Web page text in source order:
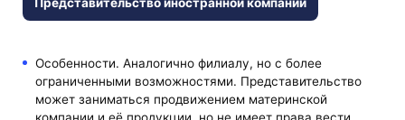
Особенности. Аналогично филиалу, но с более
ограниченными возможностями. Представительство
может заниматься продвижением материнской